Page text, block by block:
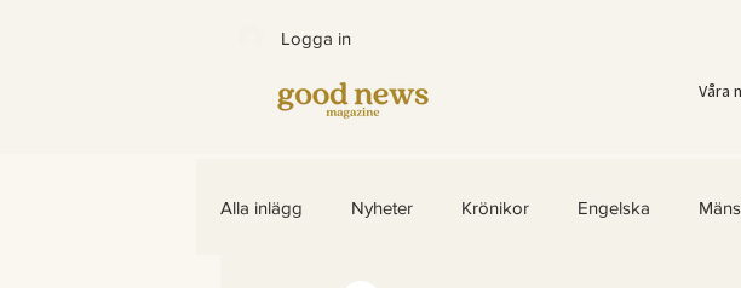
Logga in
Våra
Alla inlägg Nyheter Krönikor Engelska